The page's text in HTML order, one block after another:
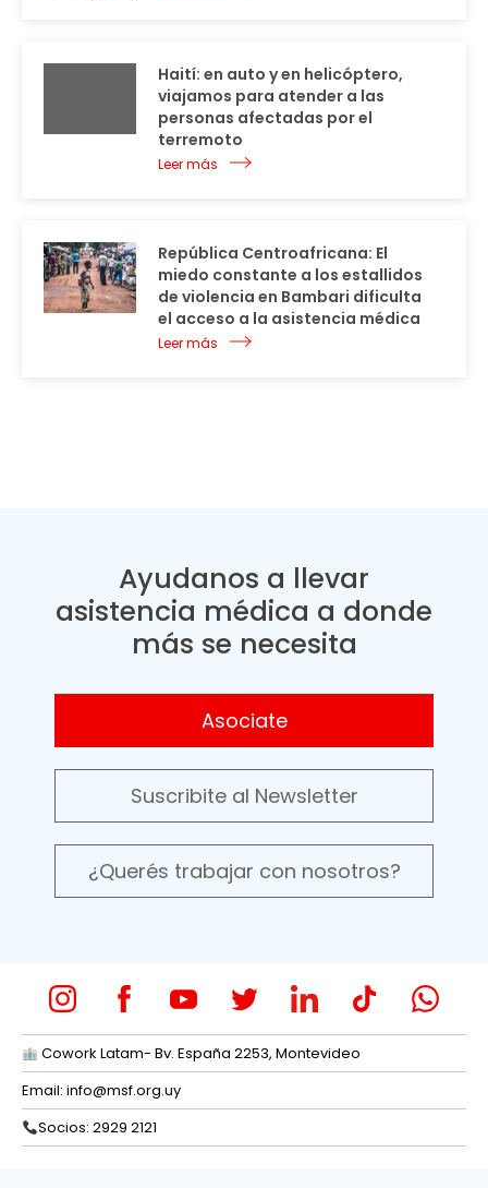
Haití: en auto y en helicóptero,
viajamos para atender a las
personas afectadas por el
terremoto
Leer más
República Centroafricana: El
miedo constante a los estallidos
de violencia en Bambari dificulta
el acceso a la asistencia médica
Leer más
Ayudanos a llevar
asistencia médica a donde
más se necesita
Asociate
Suscribite al Newsletter
¿Querés trabajar con nosotros?
Cowork Latam- Bv. España 2253, Montevideo
Email: info@msf.org.uy
Socios: 2929 2121